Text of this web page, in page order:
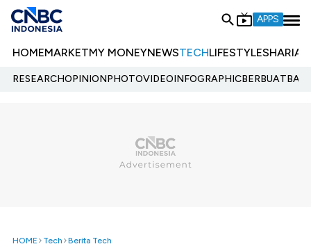
APPS
HOMEMARKETMY MONEYNEWSTECHLIFESTYLESHARIA
RESEARCHOPINIONPHOTOVIDEOINFOGRAPHIC
HOME Tech Berita Tech